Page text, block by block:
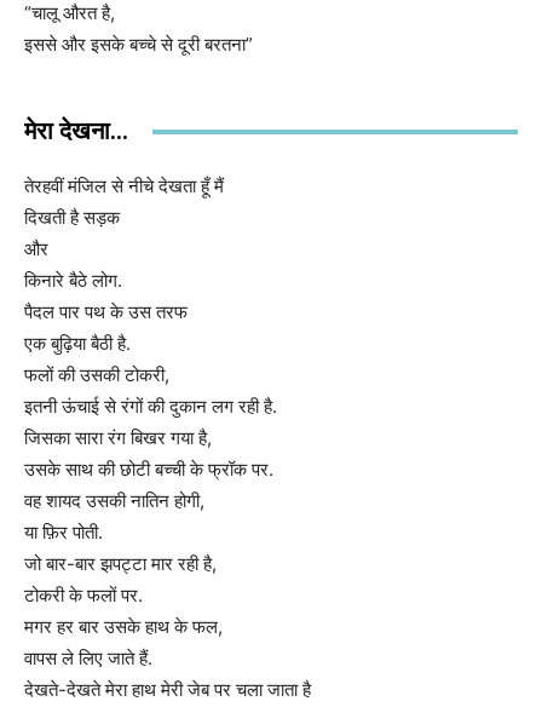
“चालू औरत है,
इससे और इसके बच्चे से दूरी बरतना”
मेरा देखना...
तेरहवीं मंजिल से नीचे देखता हूँ मैं
दिखती है सड़क
और
किनारे बैठे लोग.
पैदल पार पथ के उस तरफ
एक बुढ़िया बैठी है.
फलों की उसकी टोकरी,
इतनी ऊंचाई से रंगों की दुकान लग रही है.
जिसका सारा रंग बिखर गया है,
उसके साथ की छोटी बच्ची के फ्रॉक पर.
वह शायद उसकी नातिन होगी,
या फ़िर पोती.
जो बार-बार झपट्टा मार रही है,
टोकरी के फलों पर.
मगर हर बार उसके हाथ के फल,
वापस ले लिए जाते हैं.
देखते-देखते मेरा हाथ मेरी जेब पर चला जाता है